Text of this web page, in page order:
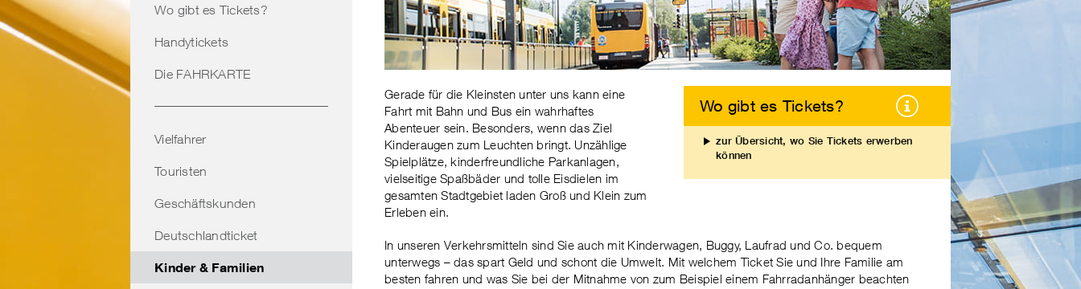
Wo gibt es Tickets?
Handytickets
Die FAHRKARTE
Vielfahrer
Touristen
Geschäftskunden
Deutschlandticket
Kinder & Familien
Wo gibt es Tickets?
zur Übersicht, wo Sie Tickets erwerben
können
Gerade für die Kleinsten unter uns kann eine
Fahrt mit Bahn und Bus ein wahrhaftes
Abenteuer sein. Besonders, wenn das Ziel
Kinderaugen zum Leuchten bringt. Unzählige
Spielplätze, kinderfreundliche Parkanlagen,
vielseitige Spaßbäder und tolle Eisdielen im
gesamten Stadtgebiet laden Groß und Klein zum
Erleben ein.
In unseren Verkehrsmitteln sind Sie auch mit Kinderwagen, Buggy, Laufrad und Co. bequem
unterwegs – das spart Geld und schont die Umwelt. Mit welchem Ticket Sie und Ihre Familie am
besten fahren und was Sie bei der Mitnahme von zum Beispiel einem Fahrradanhänger beachten